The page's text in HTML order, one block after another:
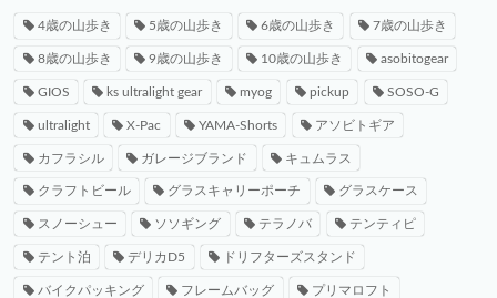
4歳の山歩き 5歳の山歩き 6歳の山歩き 7歳の山歩き
8歳の山歩き 9歳の山歩き 10歳の山歩き asobitogear
GIOS ks ultralight gear myog pickup SOSO-G
ultralight X-Pac YAMA-Shorts アソビトギア
カフラシル ガレージブランド キュムラス
クラフトビール グラスキャリーポーチ グラスケース
スノーシュー ソソギング テラノバ テンティピ
テント泊 デリカD5 ドリフターズスタンド
バイクパッキング フレームバッグ プリマロフト